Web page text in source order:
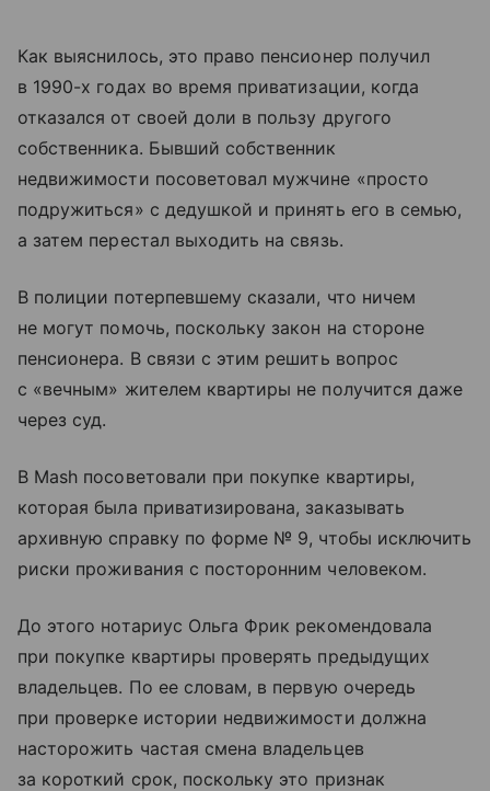
Как выяснилось, это право пенсионер получил
в 1990-х годах во время приватизации, когда
отказался от своей доли в пользу другого
собственника. Бывший собственник
недвижимости посоветовал мужчине «просто
подружиться» с дедушкой и принять его в семью,
а затем перестал выходить на связь.
В полиции потерпевшему сказали, что ничем
не могут помочь, поскольку закон на стороне
пенсионера. В связи с этим решить вопрос
с «вечным» жителем квартиры не получится даже
через суд.
В Mash посоветовали при покупке квартиры,
которая была приватизирована, заказывать
архивную справку по форме № 9, чтобы исключить
риски проживания с посторонним человеком.
До этого нотариус Ольга Фрик рекомендовала
при покупке квартиры проверять предыдущих
владельцев. По ее словам, в первую очередь
при проверке истории недвижимости должна
насторожить частая смена владельцев
за короткий срок, поскольку это признак